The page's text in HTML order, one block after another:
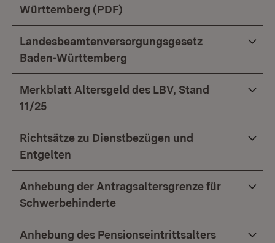
Württemberg (PDF)
Landesbeamtenversorgungsgesetz
Baden-Württemberg
Merkblatt Altersgeld des LBV, Stand
11/25
Richtsätze zu Dienstbezügen und
Entgelten
Anhebung der Antragsaltersgrenze für
Schwerbehinderte
Anhebung des Pensionseintrittsalters